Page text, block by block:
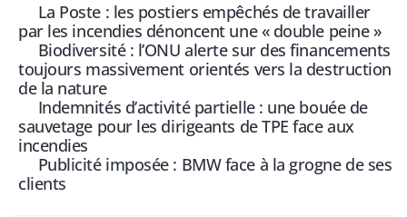
La Poste : les postiers empêchés de travailler
par les incendies dénoncent une « double peine »
Biodiversité : l’ONU alerte sur des financements
toujours massivement orientés vers la destruction
de la nature
Indemnités d’activité partielle : une bouée de
sauvetage pour les dirigeants de TPE face aux
incendies
Publicité imposée : BMW face à la grogne de ses
clients